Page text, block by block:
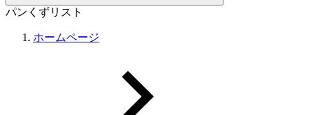
パンくずリスト
ホームページ